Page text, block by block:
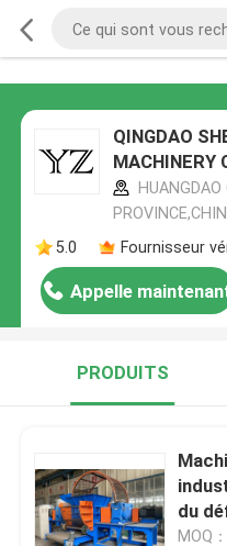
QINGDAO
MACHINERY
5.0
Fournisseur
Appelle
PRODUITS
du
MOQ